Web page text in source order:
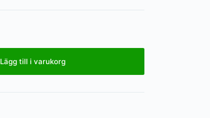
Lägg till i varukorg